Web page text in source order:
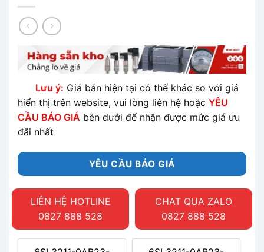
Lưu ý: Giá bán hiện tại có thể khác so với giá
hiển thị trên website, vui lòng liên hệ hoặc YÊU
CẦU BÁO GIÁ bên dưới để nhận được mức giá ưu
đãi nhất
YÊU CẦU BÁO GIÁ
LIÊN HỆ HOTLINE
0827 888 528
CHAT QUA ZALO
0827 888 528